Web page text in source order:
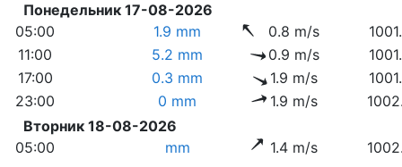
Понедельник 17-08-2026
05:00
1.9 mm 0.8 m/s
11:00
5.2 mm 0.9 m/s
17:00
0.3 mm 1.9 m/s
23:00
0 mm 1.9 m/s
Вторник 18-08-2026
05:00
mm 1.4 m/s